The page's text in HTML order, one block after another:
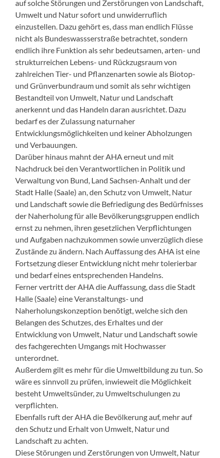
auf solche Störungen und Zerstörungen von Landschaft,
Umwelt und Natur sofort und unwiderruflich
einzustellen. Dazu gehört es, dass man endlich Flüsse
nicht als Bundeswassserstraße betrachtet, sondern
endlich ihre Funktion als sehr bedeutsamen, arten- und
strukturreichen Lebens- und Rückzugsraum von
zahlreichen Tier- und Pflanzenarten sowie als Biotop-
und Grünverbundraum und somit als sehr wichtigen
Bestandteil von Umwelt, Natur und Landschaft
anerkennt und das Handeln daran ausrichtet. Dazu
bedarf es der Zulassung naturnaher
Entwicklungsmöglichkeiten und keiner Abholzungen
und Verbauungen.
Darüber hinaus mahnt der AHA erneut und mit
Nachdruck bei den Verantwortlichen in Politik und
Verwaltung von Bund, Land Sachsen-Anhalt und der
Stadt Halle (Saale) an, den Schutz von Umwelt, Natur
und Landschaft sowie die Befriedigung des Bedürfnisses
der Naherholung für alle Bevölkerungsgruppen endlich
ernst zu nehmen, ihren gesetzlichen Verpflichtungen
und Aufgaben nachzukommen sowie unverzüglich diese
Zustände zu ändern. Nach Auffassung des AHA ist eine
Fortsetzung dieser Entwicklung nicht mehr tolerierbar
und bedarf eines entsprechenden Handelns.
Ferner vertritt der AHA die Auffassung, dass die Stadt
Halle (Saale) eine Veranstaltungs- und
Naherholungskonzeption benötigt, welche sich den
Belangen des Schutzes, des Erhaltes und der
Entwicklung von Umwelt, Natur und Landschaft sowie
des fachgerechten Umgangs mit Hochwasser
unterordnet.
Außerdem gilt es mehr für die Umweltbildung zu tun. So
wäre es sinnvoll zu prüfen, inwieweit die Möglichkeit
besteht Umweltsünder, zu Umweltschulungen zu
verpflichten.
Ebenfalls ruft der AHA die Bevölkerung auf, mehr auf
den Schutz und Erhalt von Umwelt, Natur und
Landschaft zu achten.
Diese Störungen und Zerstörungen von Umwelt, Natur